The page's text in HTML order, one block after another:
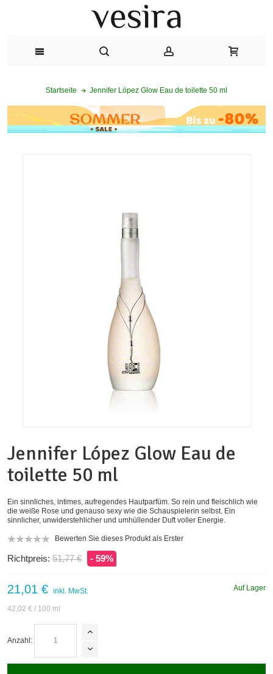
Startseite Jennifer López Glow Eau de toilette 50 ml
Jennifer López Glow Eau de
toilette 50 ml
Ein sinnliches, intimes, aufregendes Hautparfüm. So rein und fleischlich wie
die weiße Rose und genauso sexy wie die Schauspielerin selbst. Ein
sinnlicher, unwiderstehlicher und umhüllender Duft voller Energie.
Bewerten Sie dieses Produkt als Erster
Richtpreis: 51,77 € - 59%
Auf Lager
21,01 € inkl. MwSt.
42,02 € / 100 ml
Anzahl: